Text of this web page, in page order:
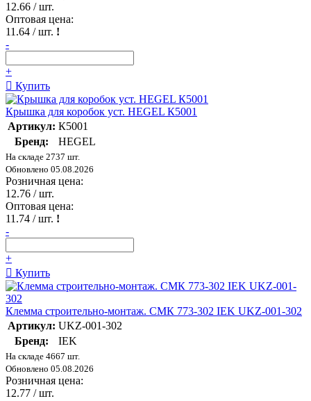
12.66 / шт.
Оптовая цена:
11.64 / шт. !
-
+
Купить
Крышка для коробок уст. HEGEL К5001
Артикул: К5001
Бренд:
HEGEL
На складе 2737 шт.
Обновлено 05.08.2026
Розничная цена:
12.76 / шт.
Оптовая цена:
11.74 / шт. !
-
+
Купить
Клемма строительно-монтаж. СМК 773-302 IEK UKZ-001-302
Артикул: UKZ-001-302
Бренд:
IEK
На складе 4667 шт.
Обновлено 05.08.2026
Розничная цена:
12.77 / шт.